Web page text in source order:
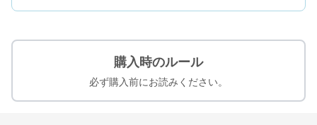
購入時のルール
必ず購入前にお読みください。